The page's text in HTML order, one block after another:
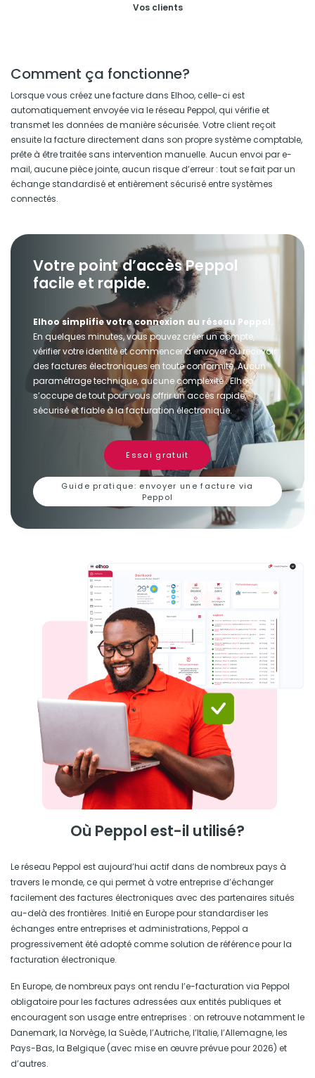
Vos clients
Comment ça fonctionne?
Lorsque vous créez une facture dans Elhoo, celle-ci est
automatiquement envoyée via le réseau Peppol, qui vérifie et
transmet les données de manière sécurisée. Votre client reçoit
ensuite la facture directement dans son propre système comptable,
prête à être traitée sans intervention manuelle. Aucun envoi par e-
mail, aucune pièce jointe, aucun risque d’erreur : tout se fait par un
échange standardisé et entièrement sécurisé entre systèmes
connectés.
Votre point d’accès Peppol
facile et rapide.
Elhoo simplifie votre connexion au réseau Peppol.
En quelques minutes, vous pouvez créer un compte,
vérifier votre identité et commencer à envoyer ou recevoir
des factures électroniques en toute conformité. Aucun
paramétrage technique, aucune complexité : Elhoo
s’occupe de tout pour vous offrir un accès rapide,
sécurisé et fiable à la facturation électronique.
Essai gratuit
Guide pratique: envoyer une facture via
Peppol
Où Peppol est-il utilisé?
Le réseau Peppol est aujourd’hui actif dans de nombreux pays à
travers le monde, ce qui permet à votre entreprise d’échanger
facilement des factures électroniques avec des partenaires situés
au-delà des frontières. Initié en Europe pour standardiser les
échanges entre entreprises et administrations, Peppol a
progressivement été adopté comme solution de référence pour la
facturation électronique.
En Europe, de nombreux pays ont rendu l’e-facturation via Peppol
obligatoire pour les factures adressées aux entités publiques et
encouragent son usage entre entreprises : on retrouve notamment le
Danemark, la Norvège, la Suède, l’Autriche, l’Italie, l’Allemagne, les
Pays-Bas, la Belgique (avec mise en œuvre prévue pour 2026) et
d’autres.